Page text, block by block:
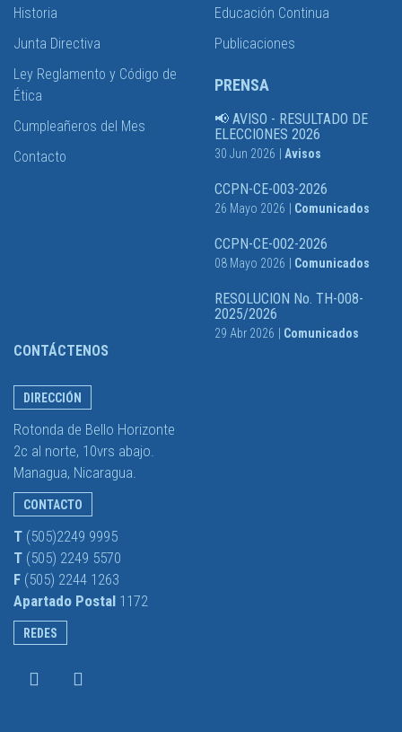
Historia
Junta Directiva
Ley Reglamento y Código de
Ética
Cumpleañeros del Mes
Contacto
Educación Continua
Publicaciones
PRENSA
📢 AVISO - RESULTADO DE
ELECCIONES 2026
30 Jun 2026 Avisos
CCPN-CE-003-2026
26 Mayo 2026 Comunicados
CCPN-CE-002-2026
08 Mayo 2026 Comunicados
RESOLUCION No. TH-008-
2025/2026
29 Abr 2026 Comunicados
CONTÁCTENOS
DIRECCIÓN
Rotonda de Bello Horizonte
2c al norte, 10vrs abajo.
Managua, Nicaragua.
CONTACTO
T (505)2249 9995
T (505) 2249 5570
F (505) 2244 1263
Apartado Postal 1172
REDES